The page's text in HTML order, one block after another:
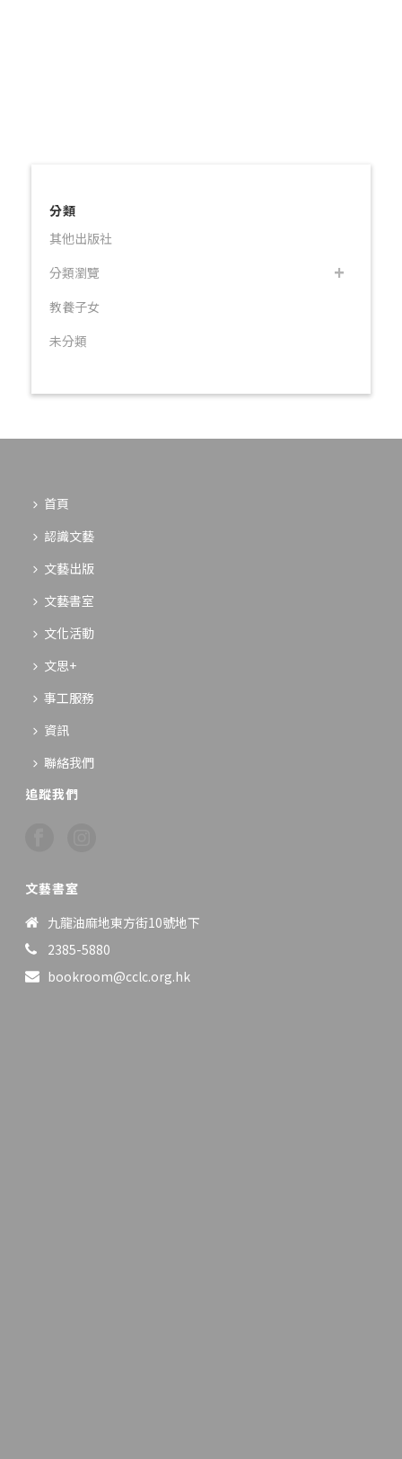
分類
其他出版社
分類瀏覽
教養子女
未分類
首頁
認識文藝
文藝出版
文藝書室
文化活動
文思+
事工服務
資訊
聯絡我們
追蹤我們
文藝書室
九龍油麻地東方街10號地下
2385-5880
bookroom@cclc.org.hk